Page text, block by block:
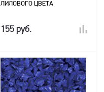
ЛИЛОВОГО ЦВЕТА
155 руб.